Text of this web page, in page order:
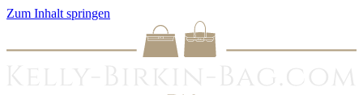
Zum Inhalt springen